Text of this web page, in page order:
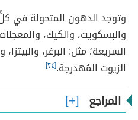
وتوجد الدهون المتحولة في
والبسكويت، والكيك،
السريعة؛ مثل: البرغر،
الزيوت المُهدرجة.[٢٤]
المراجع